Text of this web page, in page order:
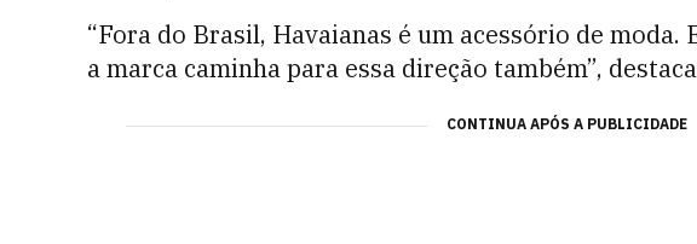
“Fora do Brasil, Havaianas é um acessório de moda.
a marca caminha para essa direção também”,
CONTINUA APÓS A PUBLICIDADE